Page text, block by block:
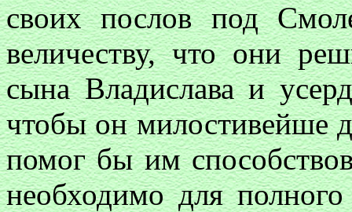
своих послов под
величеству, что они
сына Владислава и
чтобы он милостивейше
помог бы им
необходимо для